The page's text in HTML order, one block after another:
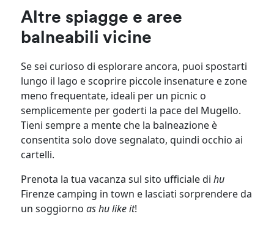
Altre spiagge e aree
balneabili vicine
Se sei curioso di esplorare ancora, puoi spostarti
lungo il lago e scoprire piccole insenature e zone
meno frequentate, ideali per un picnic o
semplicemente per goderti la pace del Mugello.
Tieni sempre a mente che la balneazione è
consentita solo dove segnalato, quindi occhio ai
cartelli.
Prenota la tua vacanza sul sito ufficiale dihu
Firenze camping in town e lasciati sorprendere da
un soggiornoas hu like it!